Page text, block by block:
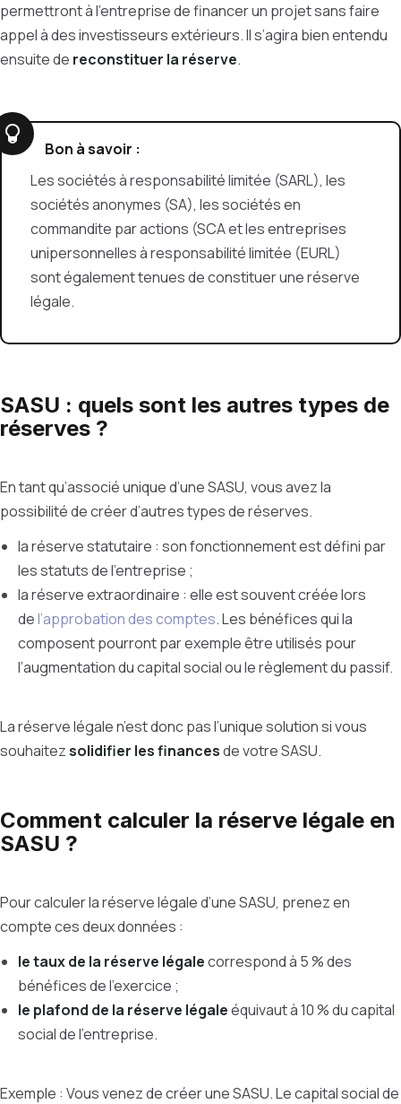
permettront à l’entreprise de financer un projet sans faire
appel à des investisseurs extérieurs. Il s’agira bien entendu
ensuite de reconstituer la réserve.
Bon à savoir :
Les sociétés à responsabilité limitée (SARL), les
sociétés anonymes (SA), les sociétés en
commandite par actions (SCA et les entreprises
unipersonnelles à responsabilité limitée (EURL)
sont également tenues de constituer une réserve
légale.
SASU : quels sont les autres types de
réserves ?
En tant qu’associé unique d’une SASU, vous avez la
possibilité de créer d’autres types de réserves.
la réserve statutaire : son fonctionnement est défini par
les statuts de l’entreprise ;
la réserve extraordinaire : elle est souvent créée lors
del’approbation des comptes. Les bénéfices qui la
composent pourront par exemple être utilisés pour
l’augmentation du capital social ou le règlement du passif.
La réserve légale n’est donc pas l’unique solution si vous
souhaitezsolidifier les financesde votre SASU.
Comment calculer la réserve légale en
SASU ?
Pour calculer la réserve légale d’une SASU, prenez en
compte ces deux données :
le taux de la réserve légalecorrespond à 5 % des
bénéfices de l’exercice ;
le plafond de la réserve légaleéquivaut à 10 % du capital
social de l’entreprise.
Exemple : Vous venez de créer une SASU. Le capital social de